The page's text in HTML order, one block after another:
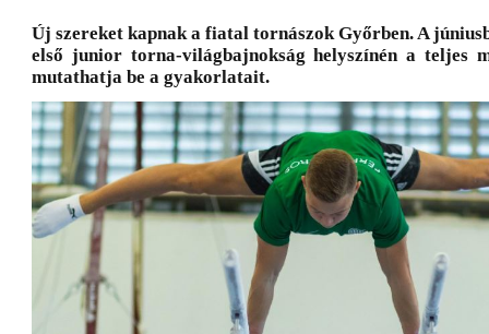
Új szereket kapnak a fiatal tornászok Győrben. A
első junior torna-világbajnokság helyszínén a teljes
mutathatja be a gyakorlatait.